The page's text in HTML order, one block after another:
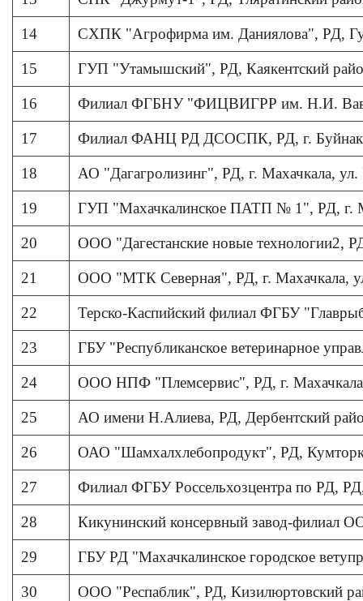
14 СХПК "Агрофирма им. Даниялова", РД,
15 ГУП "Утамышский", РД, Каякентский
16 Филиал ФГБНУ "ФИЦВИГРР им. Н.И.
17 Филиал ФАНЦ РД ДСОСПК, РД, г.
18 АО "Дагагролизинг", РД, г. Махачкала, ул.
19 ГУП "Махачкалинское ПАТП № 1", РД, г.
20 ООО "Дагестанские новые технологии2,
21 ООО "МТК Северная", РД, г. Махачкала,
22 Терско-Каспийский филиал ФГБУ
23 ГБУ "Республиканское ветеринарное
24 ООО НПФ "Племсервис", РД, г.
25 АО имени Н.Алиева, РД, Дербентский
26 ОАО "Шамхалхлебопродукт", РД,
27 Филиал ФГБУ Россельхозцентра по РД,
28 Кикунинский консервный завод-филиал
29 ГБУ РД "Махачкалинское городское
30 ООО "Респаблик", РД, Кизилюртовский